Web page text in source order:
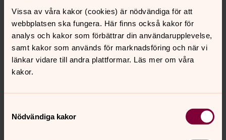
Vissa av våra kakor (cookies) är nödvändiga för att
webbplatsen ska fungera. Här finns också kakor för
analys och kakor som förbättrar din användarupplevelse,
samt kakor som används för marknadsföring och när vi
länkar vidare till andra plattformar. Läs mer om våra
kakor.
Nödvändiga kakor